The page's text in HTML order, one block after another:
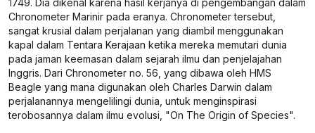
Chronometer Marinir pada eranya. Chronometer tersebut,
sangat krusial dalam perjalanan yang diambil menggunakan
kapal dalam Tentara Kerajaan ketika mereka memutari dunia
pada jaman keemasan dalam sejarah ilmu dan penjelajahan
Inggris. Dari Chronometer no. 56, yang dibawa oleh HMS
Beagle yang mana digunakan oleh Charles Darwin dalam
perjalanannya mengelilingi dunia, untuk menginspirasi
terobosannya dalam ilmu evolusi, "On The Origin of Species".